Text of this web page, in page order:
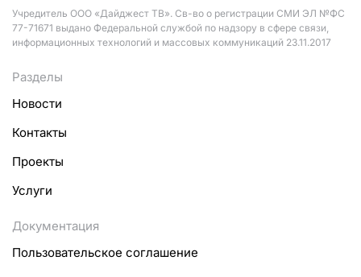
Учредитель ООО «Дайджест ТВ». Св-во о регистрации СМИ ЭЛ №ФС
77-71671 выдано Федеральной службой по надзору в сфере связи,
информационных технологий и массовых коммуникаций 23.11.2017
Разделы
Новости
Контакты
Проекты
Услуги
Документация
Пользовательское соглашение